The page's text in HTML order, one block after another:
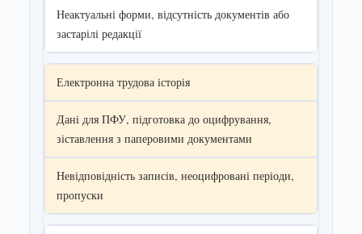
Неактуальні форми, відсутність документів або
застарілі редакції
Електронна трудова історія
Дані для ПФУ, підготовка до оцифрування,
зіставлення з паперовими документами
Невідповідність записів, неоцифровані періоди,
пропуски